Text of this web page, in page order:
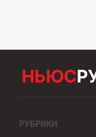
РУБРИКИ